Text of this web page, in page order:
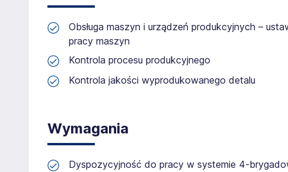
Obsługa maszyn i urządzeń produkcyjnych –
pracy maszyn
Kontrola procesu produkcyjnego
Kontrola jakości wyprodukowanego detalu
Wymagania
Dyspozycyjność do pracy w systemie 4-